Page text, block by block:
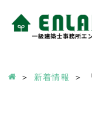
新着情報